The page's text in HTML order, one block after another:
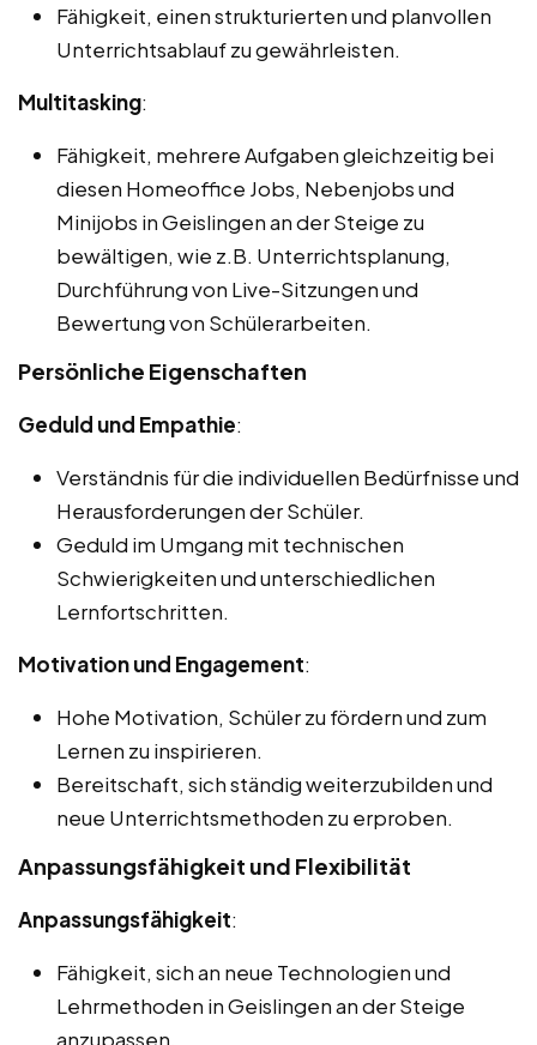
Fähigkeit, einen strukturierten und planvollen
Unterrichtsablauf zu gewährleisten.
Multitasking:
Fähigkeit, mehrere Aufgaben gleichzeitig bei
diesen Homeoffice Jobs, Nebenjobs und
Minijobs in Geislingen an der Steige zu
bewältigen, wie z.B. Unterrichtsplanung,
Durchführung von Live-Sitzungen und
Bewertung von Schülerarbeiten.
Persönliche Eigenschaften
Geduld und Empathie:
Verständnis für die individuellen Bedürfnisse und
Herausforderungen der Schüler.
Geduld im Umgang mit technischen
Schwierigkeiten und unterschiedlichen
Lernfortschritten.
Motivation und Engagement:
Hohe Motivation, Schüler zu fördern und zum
Lernen zu inspirieren.
Bereitschaft, sich ständig weiterzubilden und
neue Unterrichtsmethoden zu erproben.
Anpassungsfähigkeit und Flexibilität
Anpassungsfähigkeit:
Fähigkeit, sich an neue Technologien und
Lehrmethoden in Geislingen an der Steige
anzupassen.